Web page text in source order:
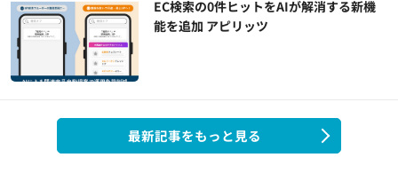
EC検索の0件ヒットをAIが解消する新機
能を追加 アピリッツ
最新記事をもっと見る